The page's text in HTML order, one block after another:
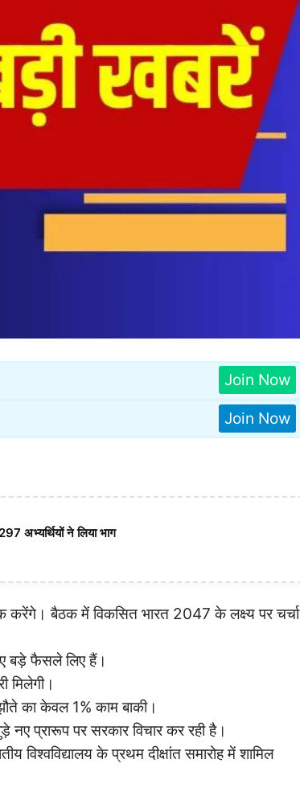
Join Now
Join Now
अभ्यर्थियों ने लिया भाग
करेंगे। बैठक में विकसित भारत 2047 के लक्ष्य पर चर्चा
बड़े फैसले लिए हैं।
मिलेगी।
का केवल 1% काम बाकी।
प्रारूप पर सरकार विचार कर रही है।
विश्वविद्यालय के प्रथम दीक्षांत समारोह में शामिल